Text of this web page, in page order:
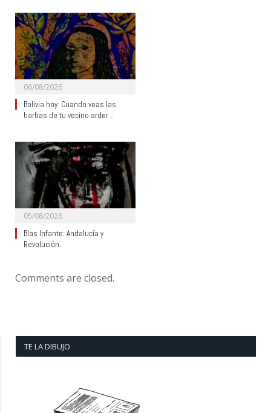
06/08/2026
Bolivia hoy: Cuando veas las
barbas de tu vecino arder…
05/08/2026
Blas Infante: Andalucía y
Revolución.
Comments are closed.
TE LA DIBUJO